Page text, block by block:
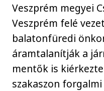
Veszprém megyei
Veszprém felé
balatonfüredi
áramtalanítják a
mentők is
szakaszon